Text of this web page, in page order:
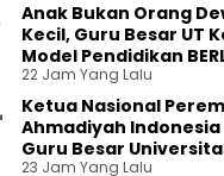
Anak Bukan Orang
Kecil, Guru Besar UT
Model Pendidikan
22 Jam Yang Lalu
Ketua Nasional
Ahmadiyah Indonesia
Guru Besar
23 Jam Yang Lalu